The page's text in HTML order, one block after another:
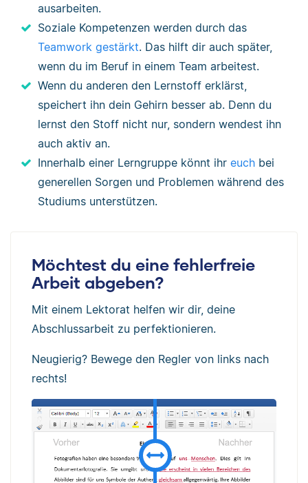
ausarbeiten.
Soziale Kompetenzen werden durch das
Teamwork gestärkt. Das hilft dir auch später,
wenn du im Beruf in einem Team arbeitest.
Wenn du anderen den Lernstoff erklärst,
speichert ihn dein Gehirn besser ab. Denn du
lernst den Stoff nicht nur, sondern wendest ihn
auch aktiv an.
Innerhalb einer Lerngruppe könnt ihr euch bei
generellen Sorgen und Problemen während des
Studiums unterstützen.
Möchtest du eine fehlerfreie
Arbeit abgeben?
Mit einem Lektorat helfen wir dir, deine
Abschlussarbeit zu perfektionieren.
Neugierig? Bewege den Regler von links nach
rechts!